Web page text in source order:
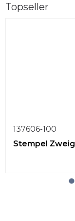
Topseller
137606-100
Stempel Zweig